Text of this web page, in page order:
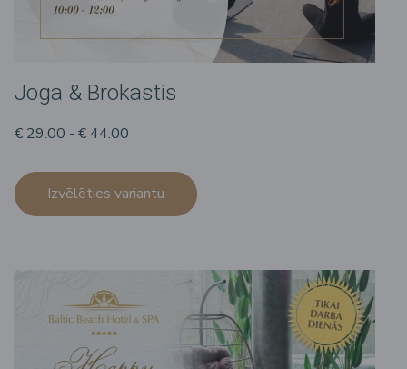
Joga & Brokastis
€ 29.00 - € 44.00
Izvēlēties variantu